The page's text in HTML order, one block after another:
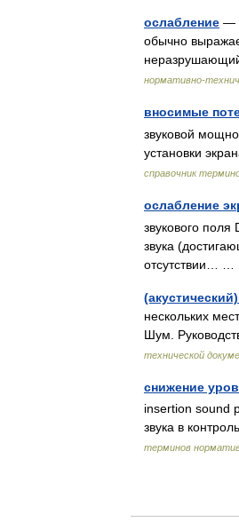
ослабление —
обычно
нормативно-
вносимые
звуковой
установки
справочник
ослабление
звукового
звука
отсутствии… …
нескольких
Шум.
технической
снижение
insertion sound
звука в
терминов